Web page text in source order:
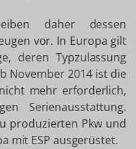
daher dessen
vor. In Europa gilt
deren Typzulassung
November 2014 ist die
mehr erforderlich,
Serienausstattung.
produzierten Pkw und
mit ESP ausgerüstet.